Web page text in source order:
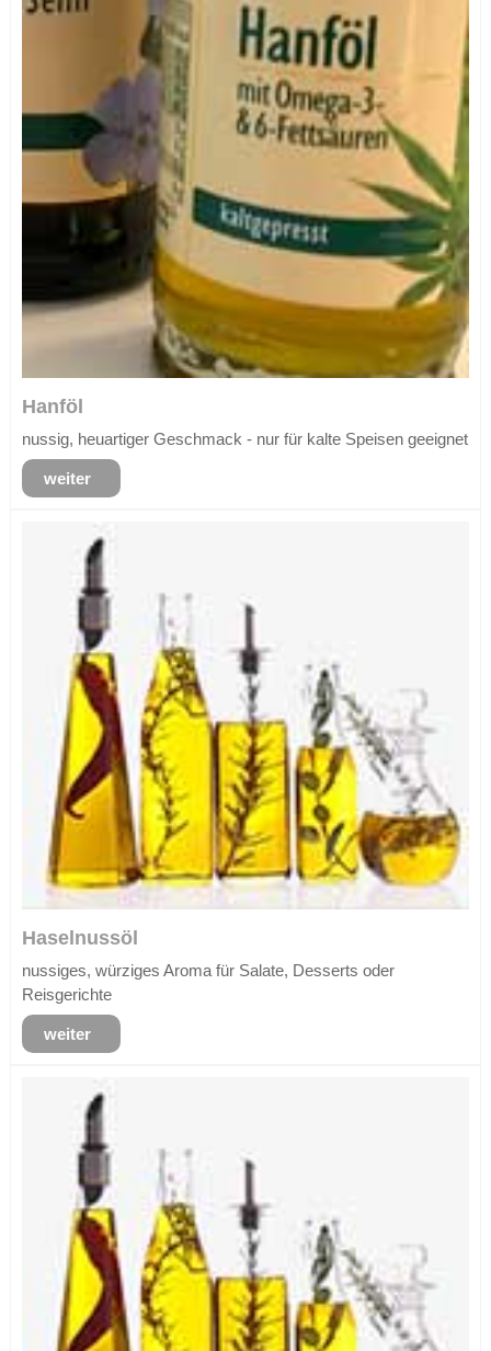
Hanföl
nussig, heuartiger Geschmack - nur für kalte Speisen geeignet
weiter
Haselnussöl
nussiges, würziges Aroma für Salate, Desserts oder
Reisgerichte
weiter